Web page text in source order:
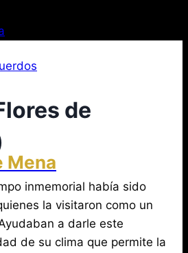
Mena
de
inmemorial había sido
la visitaron como un
a darle este
de su clima que permite la